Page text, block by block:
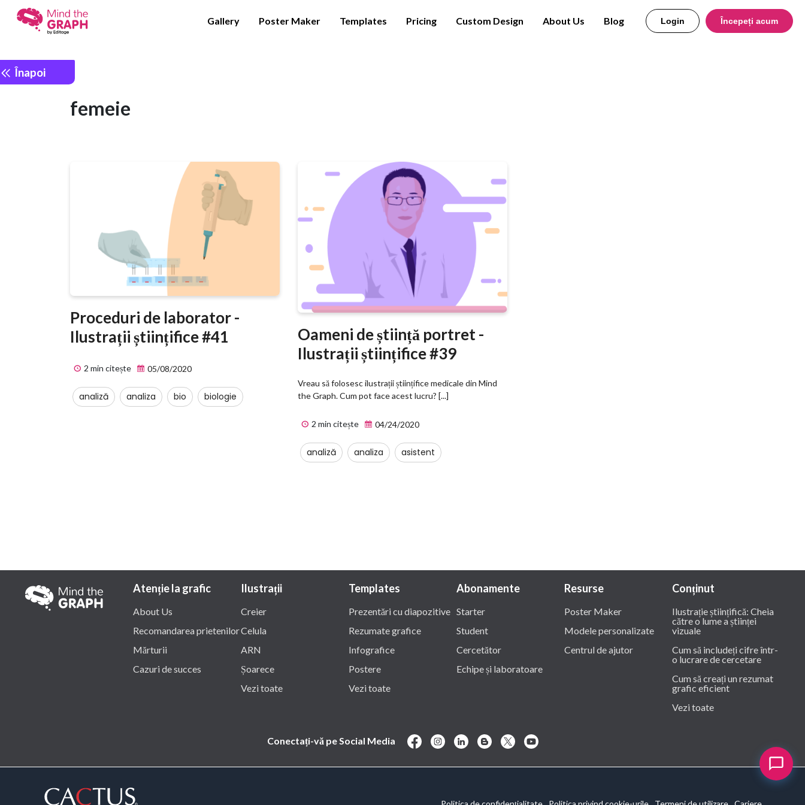
Gallery Poster Maker Templates Pricing Custom Design About Us Blog Login Începeți acum
Înapoi
femeie
Proceduri de laborator -
Ilustrații științifice #41
2 min citește 05/08/2020
analiză analiza bio biologie
Oameni de știință portret -
Ilustrații științifice #39
Vreau să folosesc ilustrații științifice medicale din Mind
the Graph. Cum pot face acest lucru? [...]
2 min citește 04/24/2020
analiză analiza asistent
Atenție la grafic
About Us
Recomandarea prietenilor
Mărturii
Cazuri de succes
Ilustrații
Creier
Celula
ARN
Șoarece
Vezi toate
Templates
Prezentări cu diapozitive
Rezumate grafice
Infografice
Postere
Vezi toate
Abonamente
Starter
Student
Cercetător
Echipe și laboratoare
Resurse
Poster Maker
Modele personalizate
Centrul de ajutor
Conținut
Ilustrație științifică: Cheia
către o lume a științei
vizuale
Cum să includeți cifre într-
o lucrare de cercetare
Cum să creați un rezumat
grafic eficient
Vezi toate
Conectați-vă pe Social Media